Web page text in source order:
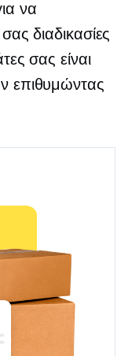
να
διαδικασίες
σας είναι
επιθυμώντας